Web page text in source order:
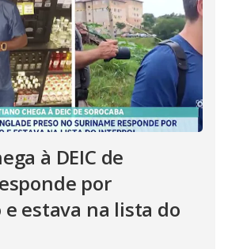
à DEIC de
por
estava na lista do